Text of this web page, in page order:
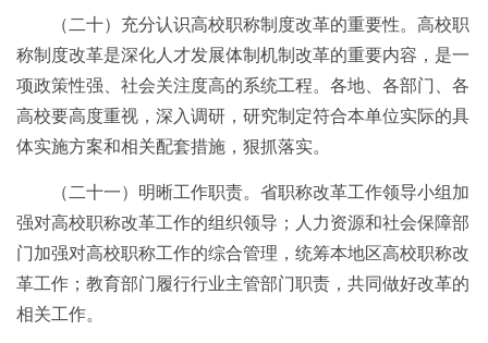
（二十）充分认识高校职称制度改革的重要性。高校职
称制度改革是深化人才发展体制机制改革的重要内容，是一
项政策性强、社会关注度高的系统工程。各地、各部门、各
高校要高度重视，深入调研，研究制定符合本单位实际的具
体实施方案和相关配套措施，狠抓落实。
（二十一）明晰工作职责。省职称改革工作领导小组加
强对高校职称改革工作的组织领导；人力资源和社会保障部
门加强对高校职称工作的综合管理，统筹本地区高校职称改
革工作；教育部门履行行业主管部门职责，共同做好改革的
相关工作。